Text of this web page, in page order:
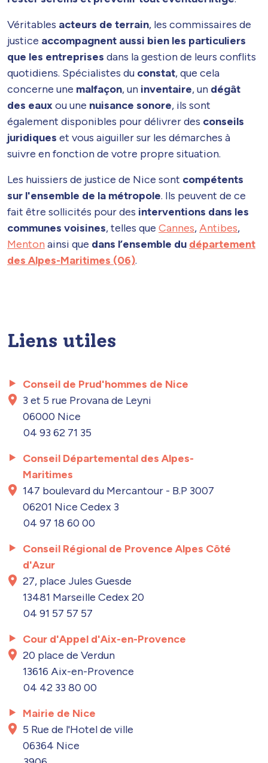
Véritables acteurs de terrain, les commissaires de
justice accompagnent aussi bien les particuliers
que les entreprises dans la gestion de leurs conflits
quotidiens. Spécialistes du constat, que cela
concerne une malfaçon, un inventaire, un dégât
des eauxou une nuisance sonore, ils sont
également disponibles pour délivrer des conseils
juridiques et vous aiguiller sur les démarches à
suivre en fonction de votre propre situation.
Les huissiers de justice de Nice sont compétents
sur l'ensemble de la métropole. Ils peuvent de ce
fait être sollicités pour des interventions dans les
communes voisines, telles que Cannes,Antibes,
Menton ainsi que dans l’ensemble du département
des Alpes-Maritimes (06).
Liens utiles
Conseil de Prud'hommes de Nice
3 et 5 rue Provana de Leyni
06000 Nice
04 93 62 71 35
Conseil Départemental des Alpes-
Maritimes
147 boulevard du Mercantour - B.P 3007
06201 Nice Cedex 3
04 97 18 60 00
Conseil Régional de Provence Alpes Côté
d'Azur
27, place Jules Guesde
13481 Marseille Cedex 20
04 91 57 57 57
Cour d'Appel d'Aix-en-Provence
20 place de Verdun
13616 Aix-en-Provence
04 42 33 80 00
Mairie de Nice
5 Rue de l'Hotel de ville
06364 Nice